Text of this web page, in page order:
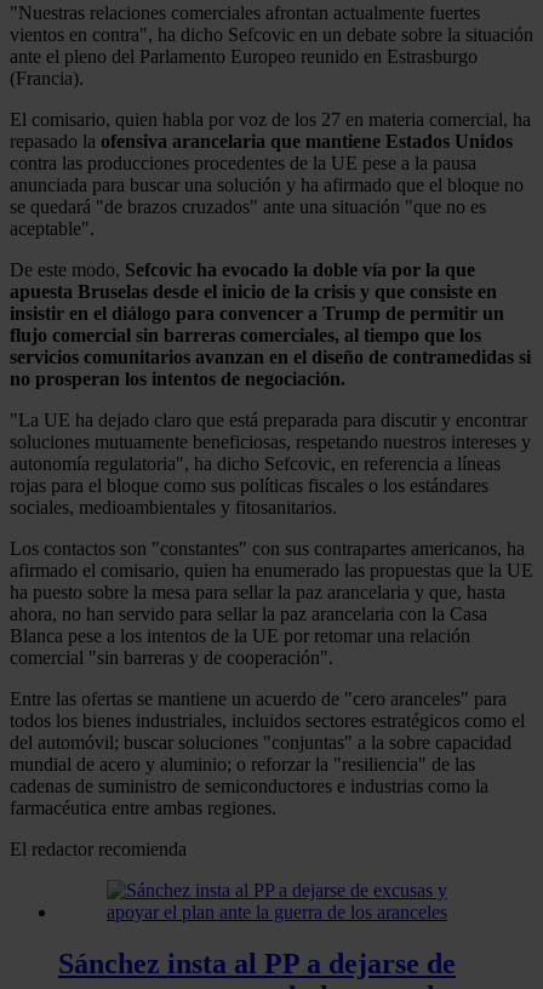
"Nuestras relaciones comerciales afrontan actualmente fuertes
vientos en contra", ha dicho Sefcovic en un debate sobre la situación
ante el pleno del Parlamento Europeo reunido en Estrasburgo
(Francia).
El comisario, quien habla por voz de los 27 en materia comercial, ha
repasado la ofensiva arancelaria que mantiene Estados Unidos
contra las producciones procedentes de la UE pese a la pausa
anunciada para buscar una solución y ha afirmado que el bloque no
se quedará "de brazos cruzados" ante una situación "que no es
aceptable".
De este modo, Sefcovic ha evocado la doble vía por la que
apuesta Bruselas desde el inicio de la crisis y que consiste en
insistir en el diálogo para convencer a Trump de permitir un
flujo comercial sin barreras comerciales, al tiempo que los
servicios comunitarios avanzan en el diseño de contramedidas si
no prosperan los intentos de negociación.
"La UE ha dejado claro que está preparada para discutir y encontrar
soluciones mutuamente beneficiosas, respetando nuestros intereses y
autonomía regulatoria", ha dicho Sefcovic, en referencia a líneas
rojas para el bloque como sus políticas fiscales o los estándares
sociales, medioambientales y fitosanitarios.
Los contactos son "constantes" con sus contrapartes americanos, ha
afirmado el comisario, quien ha enumerado las propuestas que la UE
ha puesto sobre la mesa para sellar la paz arancelaria y que, hasta
ahora, no han servido para sellar la paz arancelaria con la Casa
Blanca pese a los intentos de la UE por retomar una relación
comercial "sin barreras y de cooperación".
Entre las ofertas se mantiene un acuerdo de "cero aranceles" para
todos los bienes industriales, incluidos sectores estratégicos como el
del automóvil; buscar soluciones "conjuntas" a la sobre capacidad
mundial de acero y aluminio; o reforzar la "resiliencia" de las
cadenas de suministro de semiconductores e industrias como la
farmacéutica entre ambas regiones.
El redactor recomienda
Sánchez insta al PP a dejarse de